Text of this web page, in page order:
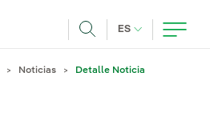
ES IDIOMA
Noticias Detalle Noticia